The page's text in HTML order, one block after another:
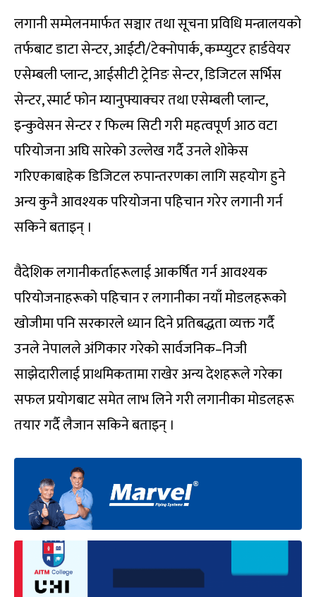
लगानी सम्मेलनमार्फत सञ्चार तथा सूचना प्रविधि मन्त्रालयको
तर्फबाट डाटा सेन्टर, आईटी/टेक्नोपार्क, कम्प्युटर हार्डवेयर
एसेम्बली प्लान्ट, आईसीटी ट्रेनिङ सेन्टर, डिजिटल सर्भिस
सेन्टर, स्मार्ट फोन म्यानुफ्याक्चर तथा एसेम्बली प्लान्ट,
इन्कुवेसन सेन्टर र फिल्म सिटी गरी महत्वपूर्ण आठ वटा
परियोजना अघि सारेको उल्लेख गर्दै उनले शोकेस
गरिएकाबाहेक डिजिटल रुपान्तरणका लागि सहयोग हुने
अन्य कुनै आवश्यक परियोजना पहिचान गरेर लगानी गर्न
सकिने बताइन् ।
वैदेशिक लगानीकर्ताहरूलाई आकर्षित गर्न आवश्यक
परियोजनाहरूको पहिचान र लगानीका नयाँ मोडलहरूको
खोजीमा पनि सरकारले ध्यान दिने प्रतिबद्धता व्यक्त गर्दै
उनले नेपालले अंगिकार गरेको सार्वजनिक–निजी
साझेदारीलाई प्राथमिकतामा राखेर अन्य देशहरूले गरेका
सफल प्रयोगबाट समेत लाभ लिने गरी लगानीका मोडलहरू
तयार गर्दै लैजान सकिने बताइन् ।